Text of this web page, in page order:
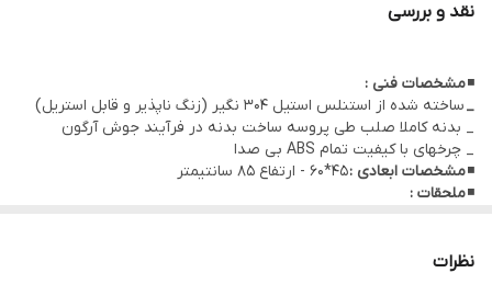
نقد و بررسی
◾مشخصات فنی :
_ساخته شده از استنلس استیل 304 نگیر (زنگ ناپذیر و قابل استریل)
_ بدنه کاملا صلب طی پروسه ساخت بدنه در فرآیند جوش آرگون
_ چرخهای با کیفیت تمام ABS بی صدا
◾مشخصات ابعادی :45*60 - ارتفاع 85 سانتیمتر
◾ملحقات :
نظرات